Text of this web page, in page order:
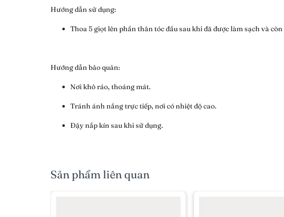
Hướng dẫn sử dụng:
Thoa 5 giọt lên phần thân tóc đầu sau khi đã được làm sạch và
Hướng dẫn bảo quản:
Nơi khô ráo, thoáng mát.
Tránh ánh nắng trực tiếp, nơi có nhiệt độ cao.
Đậy nắp kín sau khi sử dụng.
Sản phẩm liên quan